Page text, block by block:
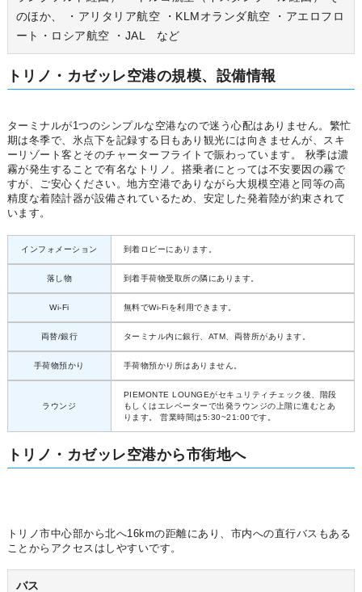
のほか、 ・アリタリア航空 ・KLMオランダ航空 ・アエロフロ
ート・ロシア航空 ・JAL など
トリノ・カゼッレ空港の規模、設備情報
ターミナルが1つのシンプルな空港なので迷う心配はありません。繁忙
期は冬季で、氷点下を記録する日もあり観光には向きませんが、スキ
ーリゾート客とそのチャーターフライトで賑わっています。 秋季は濃
霧が発生することで有名なトリノ。搭乗者にとっては不安要因の霧で
すが、ご安心ください。地方空港でありながら大規模空港と同等の高
精度な着陸計器が設備されているため、安定した発着陸が約束されて
います。
インフォメーション 到着ロビーにあります。
落し物 到着手荷物受取所の隣にあります。
Wi-Fi 無料でWi-Fiを利用できます。
両替/銀行 ターミナル内に銀行、ATM、両替所があります。
手荷物預かり 手荷物預かり所はありません。
ラウンジ
PIEMONTE LOUNGEがセキュリティチェック後、階段
もしくはエレベーターで出発ラウンジの上階に進むとあ
ります。 営業時間は5:30~21:00です。
トリノ・カゼッレ空港から市街地へ
トリノ市中心部から北へ16kmの距離にあり、市内への直行バスもある
ことからアクセスはしやすいです。
バス